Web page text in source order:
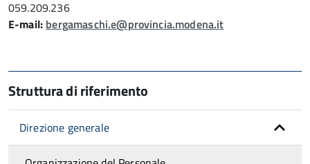
059.209.236
E-mail: bergamaschi.e@provincia.modena.it
Struttura di riferimento
Direzione generale